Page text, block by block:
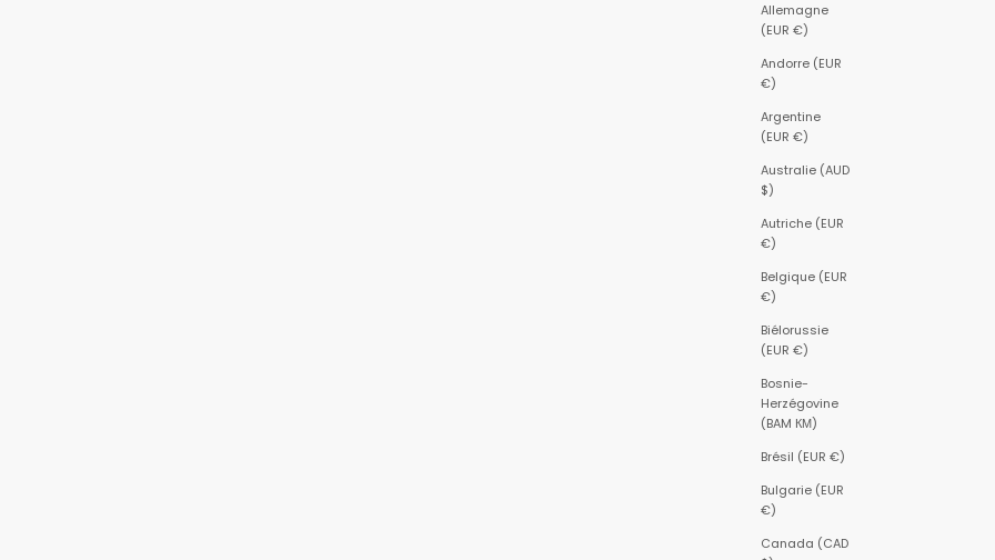
Allemagne
(EUR €)
Andorre (EUR
€)
Argentine
(EUR €)
Australie (AUD
$)
Autriche (EUR
€)
Belgique (EUR
€)
Biélorussie
(EUR €)
Bosnie-
Herzégovine
(BAM КМ)
Brésil (EUR €)
Bulgarie (EUR
€)
Canada (CAD